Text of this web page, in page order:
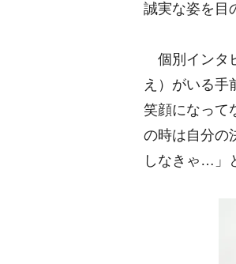
誠実な姿を目
個別インタ
え）がいる手
笑顔になって
の時は自分の
しなきゃ…」